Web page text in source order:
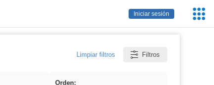
Iniciar sesión
Limpiar filtros Filtros
Orden: